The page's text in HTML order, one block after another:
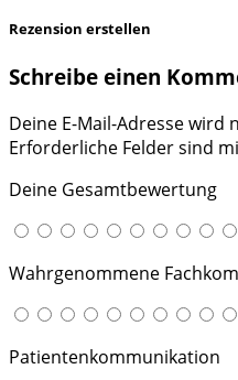
Rezension erstellen
Schreibe einen
Deine E-Mail-Adresse
Erforderliche Felder sind
Deine Gesamtbewertung
Wahrgenommene
Patientenkommunikation